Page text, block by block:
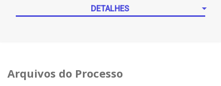
DETALHES
Arquivos do Processo